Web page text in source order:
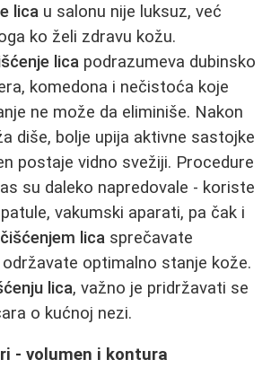
lica u salonu nije luksuz, već
ko želi zdravu kožu.
lica podrazumeva dubinsko
komedona i nečistoća koje
ne može da eliminiše. Nakon
diše, bolje upija aktivne sastojke
postaje vidno svežiji. Procedure
su daleko napredovale - koriste
vakumski aparati, pa čak i
čišćenjem lica sprečavate
optimalno stanje kože.
lica, važno je pridržavati se
o kućnoj nezi.
- volumen i kontura